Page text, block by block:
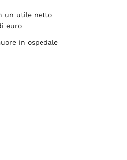
un utile netto
euro
in ospedale